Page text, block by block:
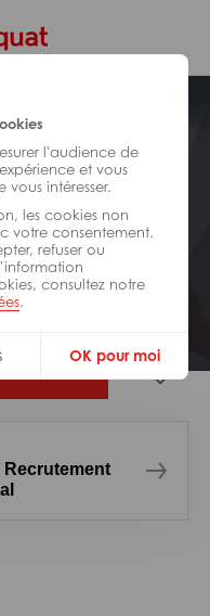
l'audience de
et vous
vous intéresser.
les cookies non
votre consentement.
refuser ou
consultez notre
.
OK pour moi
SOCIAL
H/F